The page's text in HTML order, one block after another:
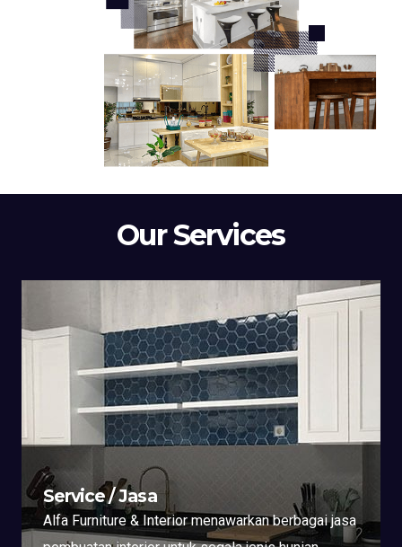
Our Services
Service / Jasa
Alfa Furniture & Interior menawarkan berbagai jasa